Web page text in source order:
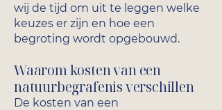
wij de tijd om uit te leggen welke
keuzes er zijn en hoe een
begroting wordt opgebouwd.
Waarom kosten van een
natuurbegrafenis verschillen
De kosten van een